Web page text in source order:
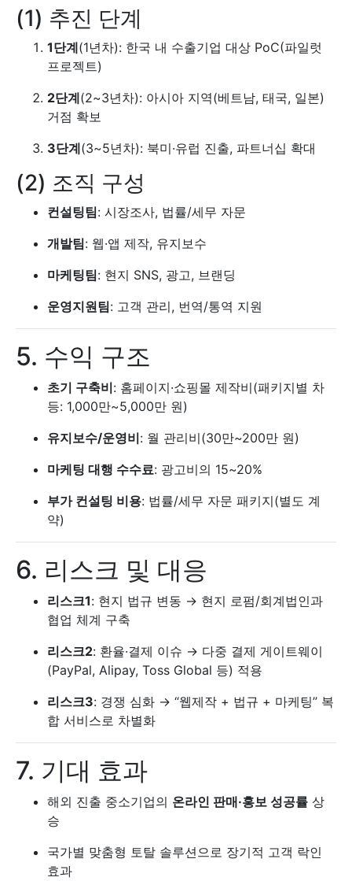
(1) 추진 단계
1단계(1년차): 한국 내 수출기업 대상 PoC(파일럿
프로젝트)
2단계(2~3년차): 아시아 지역(베트남, 태국, 일본)
거점 확보
3단계(3~5년차): 북미·유럽 진출, 파트너십 확대
(2) 조직 구성
컨설팅팀: 시장조사, 법률/세무 자문
개발팀: 웹·앱 제작, 유지보수
마케팅팀: 현지 SNS, 광고, 브랜딩
운영지원팀: 고객 관리, 번역/통역 지원
5. 수익 구조
초기 구축비: 홈페이지·쇼핑몰 제작비(패키지별 차
등: 1,000만~5,000만 원)
유지보수/운영비: 월 관리비(30만~200만 원)
마케팅 대행 수수료: 광고비의 15~20%
부가 컨설팅 비용: 법률/세무 자문 패키지(별도 계
약)
6. 리스크 및 대응
리스크1: 현지 법규 변동 → 현지 로펌/회계법인과
협업 체계 구축
리스크2: 환율·결제 이슈 → 다중 결제 게이트웨이
(PayPal, Alipay, Toss Global 등) 적용
리스크3: 경쟁 심화 → “웹제작 + 법규 + 마케팅” 복
합 서비스로 차별화
7. 기대 효과
해외 진출 중소기업의 온라인 판매·홍보 성공률 상
승
국가별 맞춤형 토탈 솔루션으로 장기적 고객 락인
효과